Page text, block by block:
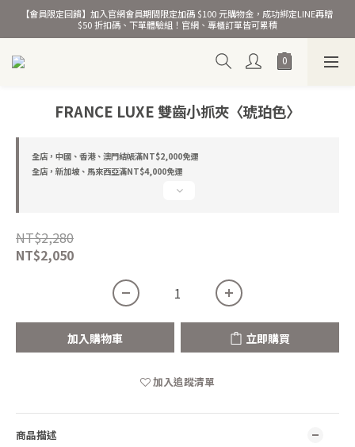
熱銷千萬條彈力髮圈！
【會員限定回饋】加入官網會員期間限定加碼 $100 元購物金，成功綁定LINE再贈
$50 折扣碼、下單體驗組！官網、專櫃訂單皆可累積
熱銷千萬條彈力髮圈！
FRANCE LUXE 雙齒小抓夾〈琥珀色〉
全店，中國、香港、澳門結帳滿NT$2,000免運
全店，新加坡、馬來西亞滿NT$4,000免運
NT$2,280
NT$2,050
加入購物車 立即購買
加入追蹤清單
商品描述